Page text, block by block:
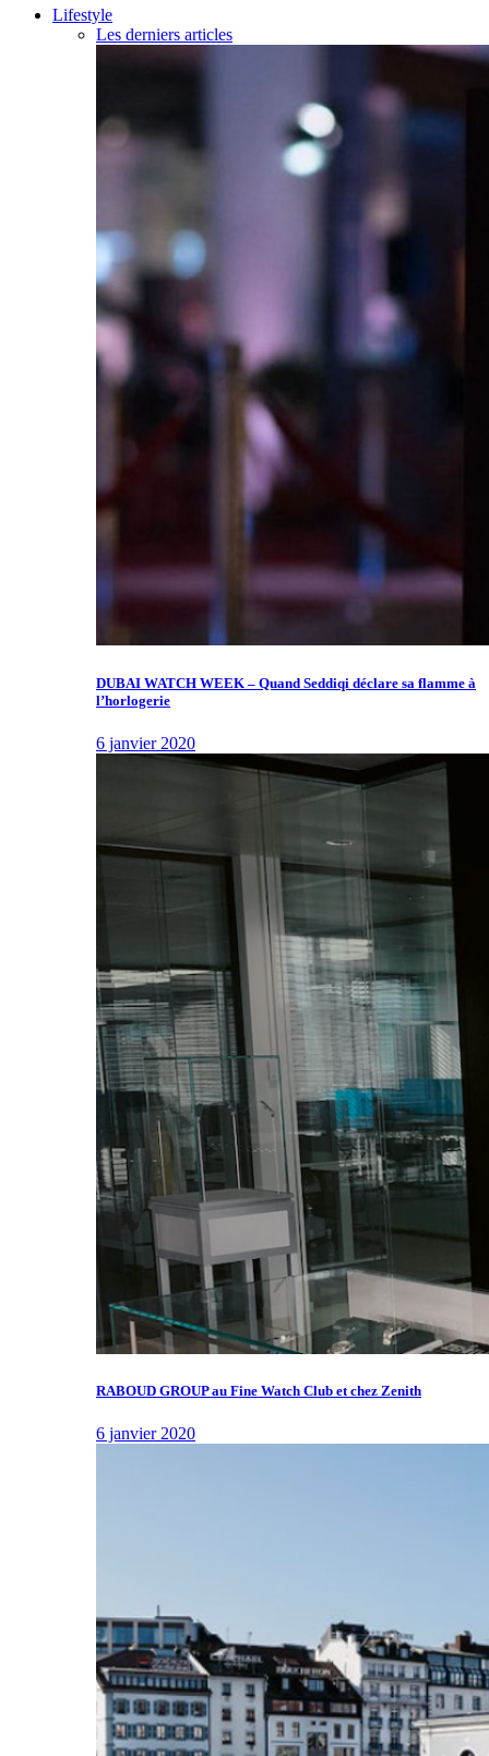
Lifestyle
Les derniers articles
DUBAI WATCH WEEK – Quand Seddiqi déclare sa flamme à
l’horlogerie
6 janvier 2020
RABOUD GROUP au Fine Watch Club et chez Zenith
6 janvier 2020